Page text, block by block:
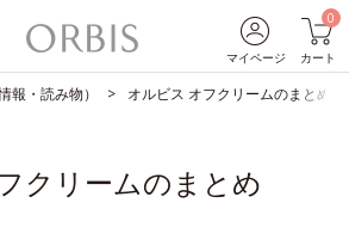
マイページ
0
カート
報・読み物） オルビス オフクリームのまとめ
クリームのまとめ